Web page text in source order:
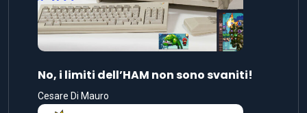
No, i limiti dell’HAM non sono svaniti!
Cesare Di Mauro